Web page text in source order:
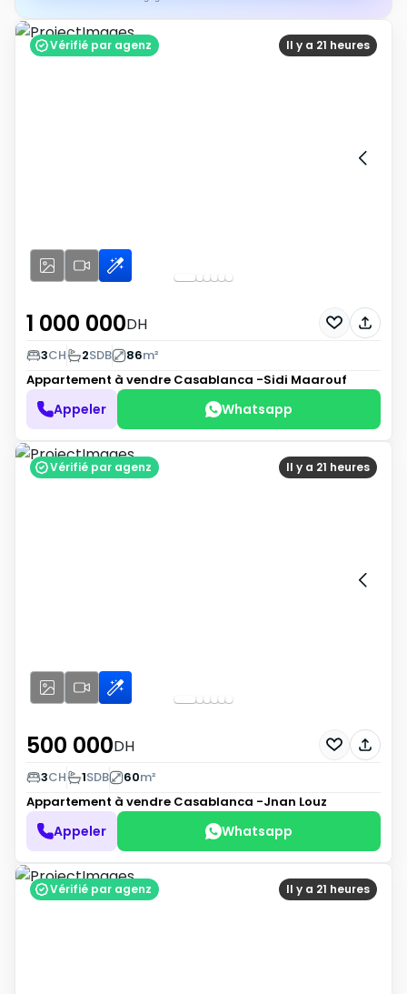
Il y a 21 heures
Vérifié par agenz
1 000 000DH
3CH 2SDB 86m²
Appartement à vendre Casablanca -Sidi Maarouf
Appeler Whatsapp
Il y a 21 heures
Vérifié par agenz
500 000DH
3CH 1SDB 60m²
Appartement à vendre Casablanca -Jnan Louz
Appeler Whatsapp
Il y a 21 heures
Vérifié par agenz